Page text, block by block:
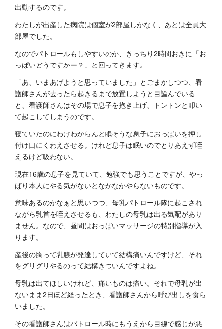
出動するのです。
わたしが出産した病院は個室が2部屋しかなく、あとは全員大
部屋でした。
なのでパトロールもしやすいのか、きっちり2時間おきに「お
っぱいどうですかー？」と回ってきます。
「あ、いまあげようと思っていました」とごまかしつつ、看
護師さんが去ったら起きるまで放置しようと目論んでいる
と、看護師さんはその場で息子を抱き上げ、トントンと叩い
て起こしてしまうのです。
寝ていたのにわけわからんと眠そうな息子におっぱいを押し
付け口にくわえさせる。けれど息子は眠いのでとりあえず咥
えるけど吸わない。
現在16歳の息子を見ていて、勉強でも思うことですが、やっ
ぱり本人にやる気がないとなかなかやらないものです。
意味あるのかなぁと思いつつ、母乳パトロール隊に起こされ
ながら乳首を咥えさせるも、わたしの母乳は出る気配があり
ません。なので、昼間はおっぱいマッサージの特別指導が入
ります。
産後の胸って乳腺が発達していて結構痛いんですけど、それ
をグリグリやるのって結構きついんですよね。
母乳は出てほしいけれど、痛いものは痛い。それで母乳が出
ないまま2日ほど経ったとき、看護師さんから呼び出しを食ら
いました。
その看護師さんはパトロール時にもうえから目線で感じが悪